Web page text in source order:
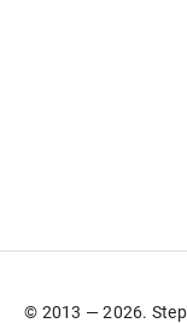
© 2013 — 2026.